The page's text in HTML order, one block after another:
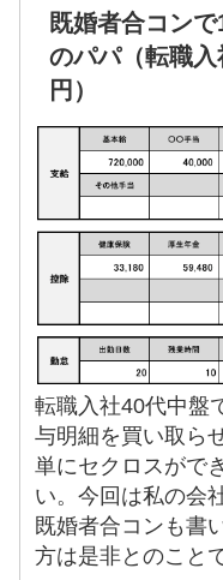
既婚者合コン
のパパ（転職
円）
転職入社40代中盤
与明細を買い取ら
単にセクロスがで
い。今回は私の会
既婚者合コンも書
方は是非とのこと